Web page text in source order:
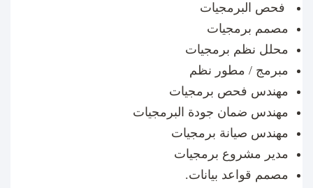
فحص البرمجيات
مصمم برمجيات
محلل نظم برمجيات
مبرمج / مطور نظم
مهندس فحص برمجيات
مهندس ضمان جودة البرمجيات
مهندس صيانة برمجيات
مدير مشروع برمجيات
مصمم قواعد بيانات.